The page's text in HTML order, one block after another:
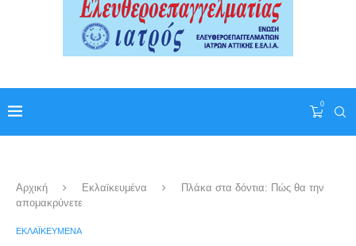
0
Αρχική Εκλαϊκευμένα
Πλάκα στα δόντια: Πώς θα την
απομακρύνετε
ΕΚΛΑΪΚΕΥΜΈΝΑ